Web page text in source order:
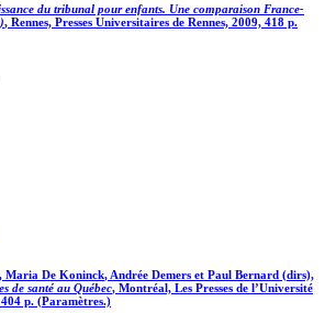
du tribunal pour enfants. Une comparaison France-
, Rennes, Presses Universitaires de Rennes, 2009, 418 p.
, Maria De Koninck, Andrée Demers et Paul Bernard (dirs),
de santé au Québec, Montréal, Les Presses de l’Université
p. (Paramètres.)